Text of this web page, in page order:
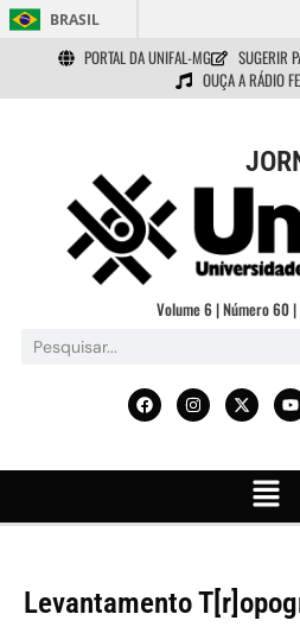
BRASIL
PORTAL DA UNIFAL-MG SUGERIR
OUÇA A RÁDIO
Volume 6 | Número 60
Levantamento